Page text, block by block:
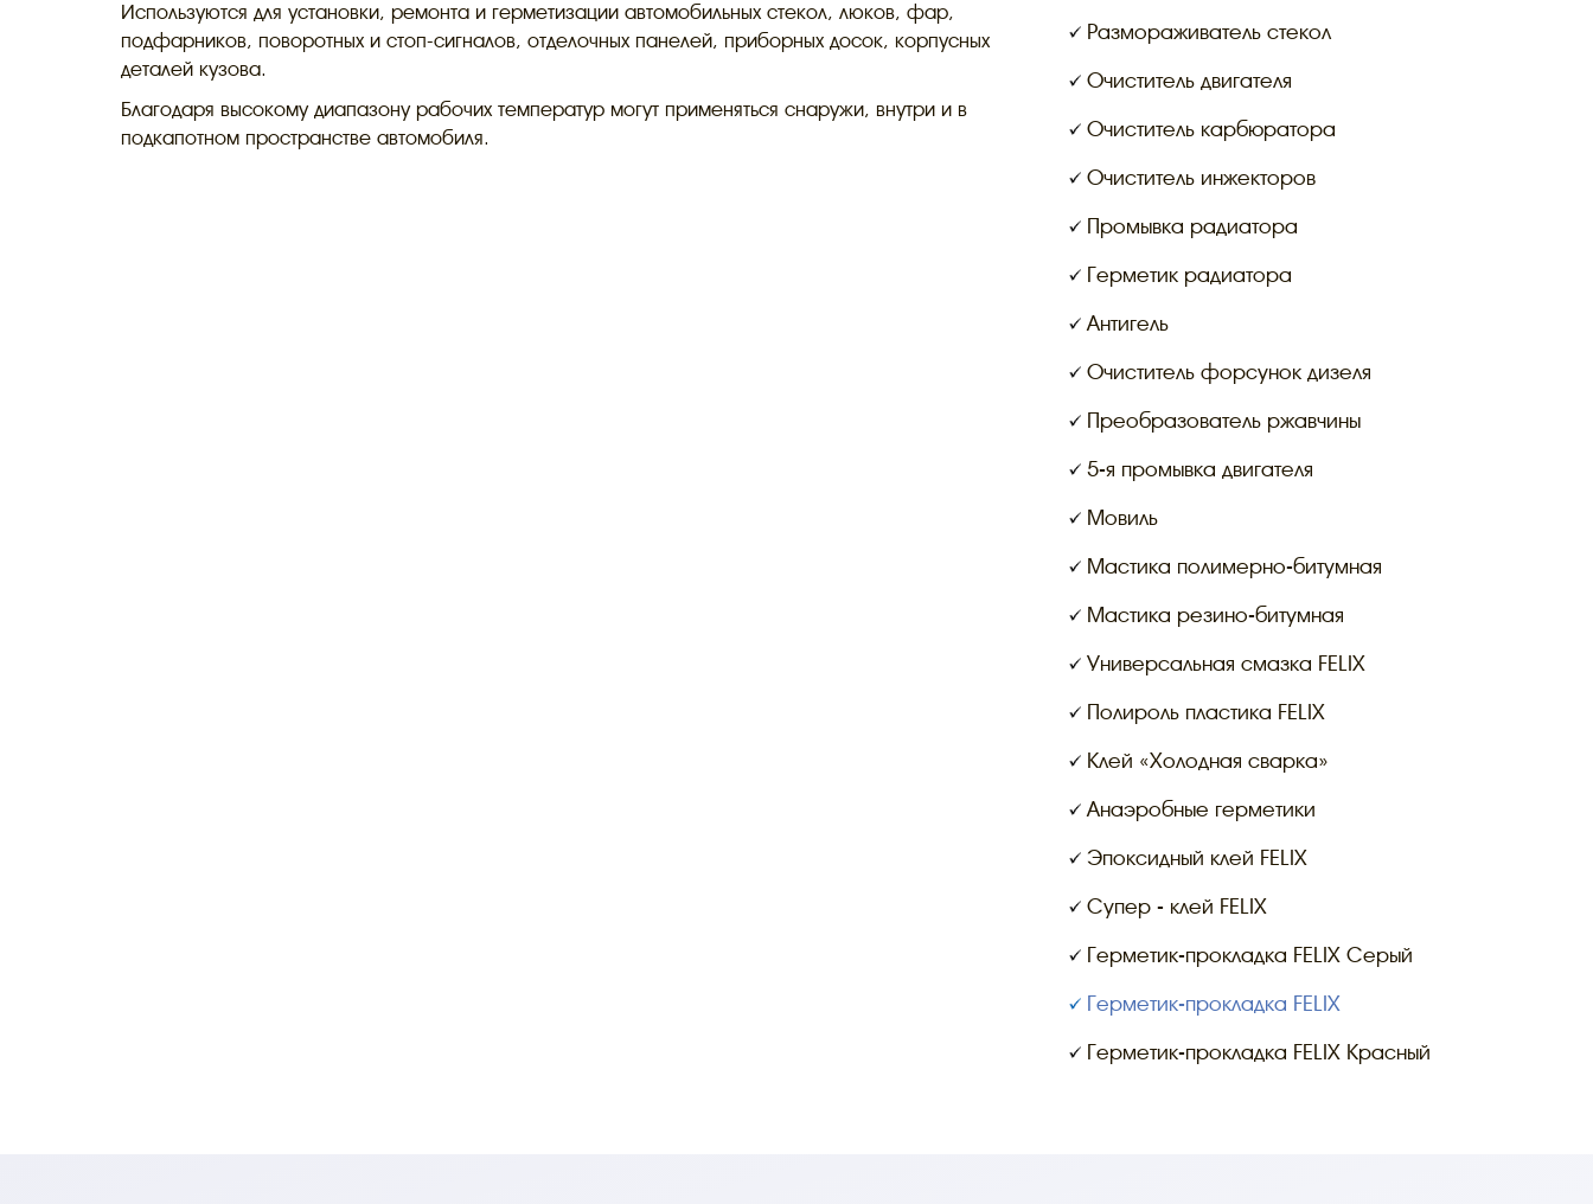
Используются для установки, ремонта и герметизации автомобильных стекол, люков, фар,
подфарников, поворотных и стоп-сигналов, отделочных панелей, приборных досок, корпусных
деталей кузова.
Благодаря высокому диапазону рабочих температур могут применяться снаружи, внутри и в
подкапотном пространстве автомобиля.
Размораживатель стекол
Очиститель двигателя
Очиститель карбюратора
Очиститель инжекторов
Промывка радиатора
Герметик радиатора
Антигель
Очиститель форсунок дизеля
Преобразователь ржавчины
5-я промывка двигателя
Мовиль
Мастика полимерно-битумная
Мастика резино-битумная
Универсальная смазка FELIX
Полироль пластика FELIX
Клей «Холодная сварка»
Анаэробные герметики
Эпоксидный клей FELIX
Супер - клей FELIX
Герметик-прокладка FELIX Серый
Герметик-прокладка FELIX
Герметик-прокладка FELIX Красный